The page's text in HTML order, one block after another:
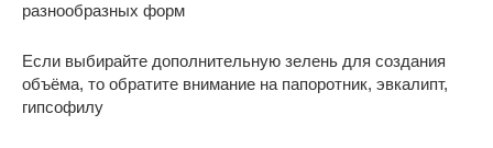
разнообразных форм
Если выбирайте дополнительную зелень для создания
объёма, то обратите внимание на папоротник, эвкалипт,
гипсофилу